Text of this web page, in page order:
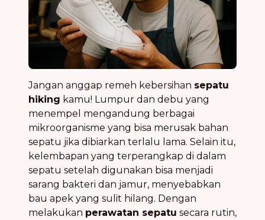
Jangan anggap remeh kebersihan sepatu
hiking kamu! Lumpur dan debu yang
menempel mengandung berbagai
mikroorganisme yang bisa merusak bahan
sepatu jika dibiarkan terlalu lama. Selain itu,
kelembapan yang terperangkap di dalam
sepatu setelah digunakan bisa menjadi
sarang bakteri dan jamur, menyebabkan
bau apek yang sulit hilang. Dengan
melakukan perawatan sepatu secara rutin,